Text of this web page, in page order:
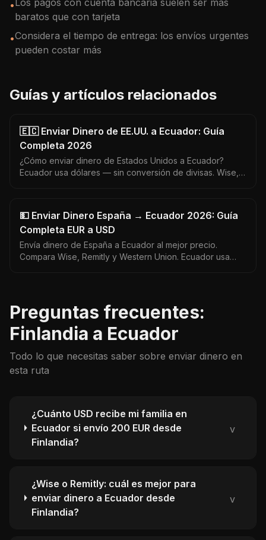
•Los pagos con cuenta bancaria suelen ser más
baratos que con tarjeta
•Considera el tiempo de entrega: los envíos urgentes
pueden costar más
Guías y artículos relacionados
🇪🇨 Enviar Dinero de EE.UU. a Ecuador: Guía
Completa 2026
¿Cómo enviar dinero de Estados Unidos a Ecuador?
Ecuador usa dólares — sin conversión de divisas. Wise,
💵 Enviar Dinero España → Ecuador 2026: Guía
Completa EUR a USD
Envía dinero de España a Ecuador al mejor precio.
Compara Wise, Remitly y Western Union. Ecuador usa
Preguntas frecuentes:
Finlandia a Ecuador
Todo lo que necesitas saber sobre enviar dinero en
esta ruta
¿Cuánto USD recibe mi familia en
Ecuador si envío 200 EUR desde
Finlandia?
v
¿Wise o Remitly: cuál es mejor para
enviar dinero a Ecuador desde
Finlandia?
v